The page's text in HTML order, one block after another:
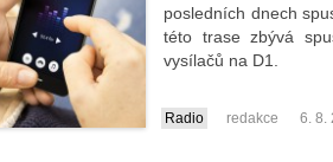
posledních dnech
této trase zbývá
vysílačů na D1.
....
Radio redakce 6. 8.